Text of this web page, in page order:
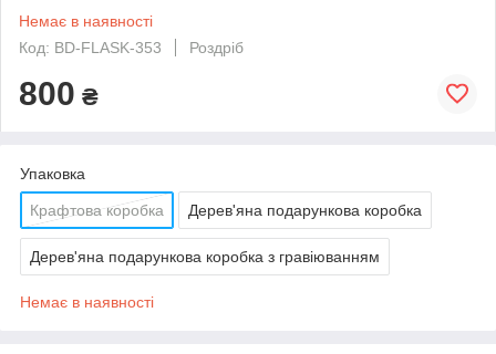
Немає в наявності
Код: BD-FLASK-353
Роздріб
800 ₴
Упаковка
Крафтова коробка Дерев'яна подарункова коробка
Дерев'яна подарункова коробка з гравіюванням
Немає в наявності